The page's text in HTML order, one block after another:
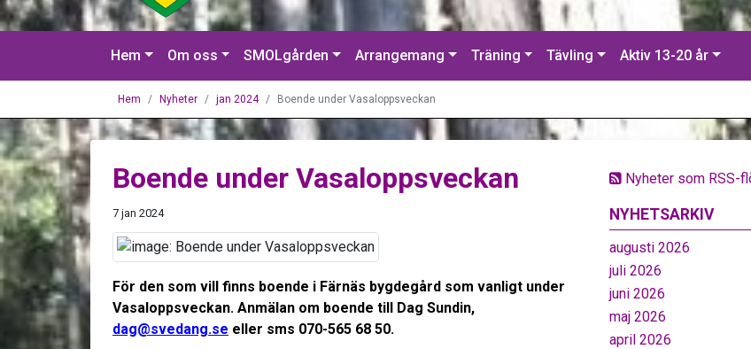
Hem Om oss SMOLgården Arrangemang Träning Tävling Aktiv 13-20 år
Hem Nyheter jan 2024 Boende under Vasaloppsveckan
Nyheter som RSS-
NYHETSARKIV
augusti 2026
juli 2026
juni 2026
maj 2026
april 2026
Boende under Vasaloppsveckan
7 jan 2024
För den som vill finns boende i Färnäs bygdegård som vanligt under
Vasaloppsveckan. Anmälan om boende till Dag Sundin,
dag@svedang.se eller sms 070-565 68 50.